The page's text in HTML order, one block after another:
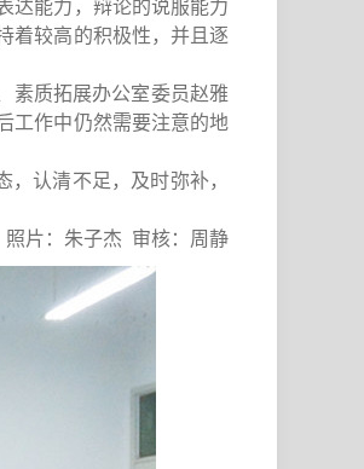
达能力，辩论的说服能力
着较高的积极性，并且逐
素质拓展办公室委员赵雅
工作中仍然需要注意的地
认清不足， 及时弥补，
照片： 朱子杰 审核：周静